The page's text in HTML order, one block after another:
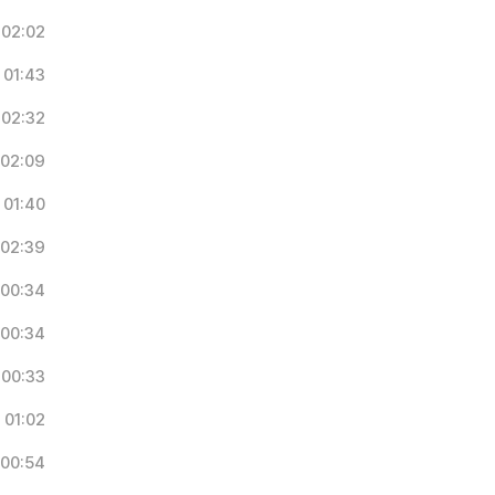
02:02
01:43
02:32
02:09
01:40
02:39
00:34
00:34
00:33
01:02
00:54